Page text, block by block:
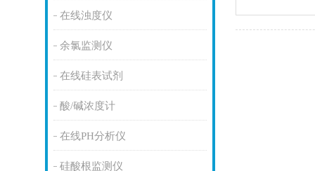
在线浊度仪
余氯监测仪
在线硅表试剂
酸/碱浓度计
在线PH分析仪
硅酸根监测仪